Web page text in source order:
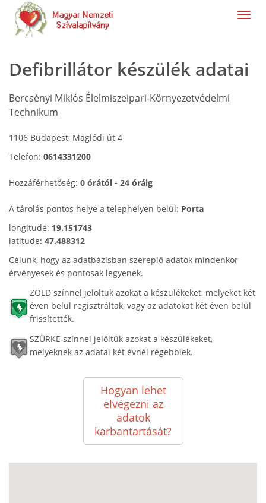
Defibrillátor készülék adatai
Bercsényi Miklós Élelmiszeipari-Környezetvédelmi
Technikum
1106 Budapest, Maglódi út 4
Telefon: 0614331200
Hozzáférhetőség: 0 órától - 24 óráig
A tárolás pontos helye a telephelyen belül: Porta
longitude: 19.151743
latitude: 47.488312
Célunk, hogy az adatbázisban szereplő adatok mindenkor
érvényesek és pontosak legyenek.
ZÖLD színnel jelöltük azokat a készülékeket, melyeket két
éven belül regisztráltak, vagy az adatokat két éven belül
frissítették.
SZÜRKE színnel jelöltük azokat a készülékeket,
melyeknek az adatai két évnél régebbiek.
Hogyan lehet
elvégezni az
adatok
karbantartását?